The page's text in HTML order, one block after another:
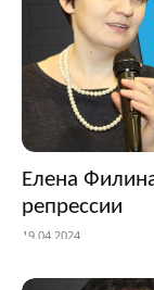
Елена
репрессии
19.04.2024